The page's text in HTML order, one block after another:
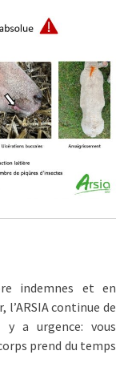
indemnes et en
l’ARSIA continue de
y a urgence: vous
prend du temps